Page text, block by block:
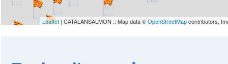
Leaflet | CATALANSALMON :: Map data ©OpenStreetMapcontributors,